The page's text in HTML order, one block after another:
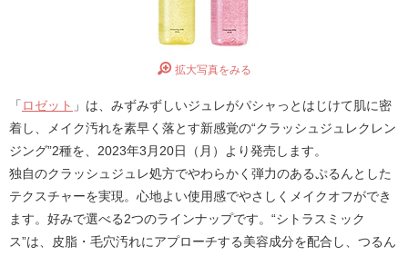
拡大写真をみる
「 ロゼット 」は、みずみずしいジュレがパシャっとはじけて肌に密
着し、メイク汚れを素早く落とす新感覚の“クラッシュジュレクレン
ジング”2種を、2023年3月20日（月）より発売します。
独自のクラッシュジュレ処方でやわらかく弾力のあるぷるんとした
テクスチャーを実現。心地よい使用感でやさしくメイクオフができ
ます。好みで選べる2つのラインナップです。“シトラスミック
ス”は、皮脂・毛穴汚れにアプローチする美容成分を配合し、つるん